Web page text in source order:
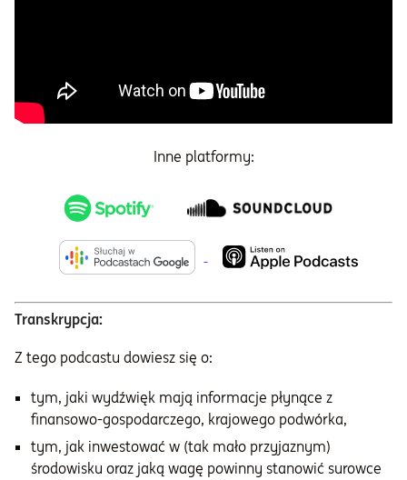
Inne platformy:
Transkrypcja:
Z tego podcastu dowiesz się o:
tym, jaki wydźwięk mają informacje płynące z
finansowo-gospodarczego, krajowego podwórka,
tym, jak inwestować w (tak mało przyjaznym)
środowisku oraz jaką wagę powinny stanowić surowce